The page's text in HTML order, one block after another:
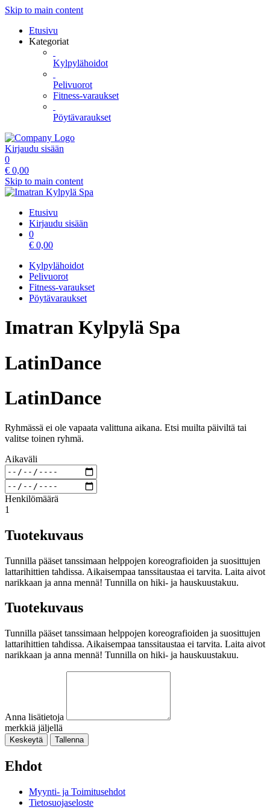
Skip to main content
Etusivu
Kategoriat
Kylpylähoidot
Pelivuorot
Fitness-varaukset
Pöytävaraukset
Kirjaudu sisään
0
€ 0,00
Skip to main content
Etusivu
Kirjaudu sisään
0
€ 0,00
Kylpylähoidot
Pelivuorot
Fitness-varaukset
Pöytävaraukset
Imatran Kylpylä Spa
LatinDance
LatinDance
Ryhmässä ei ole vapaata valittuna aikana. Etsi muilta päiviltä tai
valitse toinen ryhmä.
Aikaväli
Henkilömäärä
1
Tuotekuvaus
Tunnilla pääset tanssimaan helppojen koreografioiden ja suosittujen
lattarihittien tahdissa. Aikaisempaa tanssitaustaa ei tarvita. Laita aivot
narikkaan ja anna mennä! Tunnilla on hiki- ja hauskuustakuu.
Tuotekuvaus
Tunnilla pääset tanssimaan helppojen koreografioiden ja suosittujen
lattarihittien tahdissa. Aikaisempaa tanssitaustaa ei tarvita. Laita aivot
narikkaan ja anna mennä! Tunnilla on hiki- ja hauskuustakuu.
Anna lisätietoja
merkkiä jäljellä
Keskeytä Tallenna
Ehdot
Myynti- ja Toimitusehdot
Tietosuojaseloste